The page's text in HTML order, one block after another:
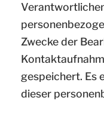
Zwecke der
gespeichert. Es
dieser